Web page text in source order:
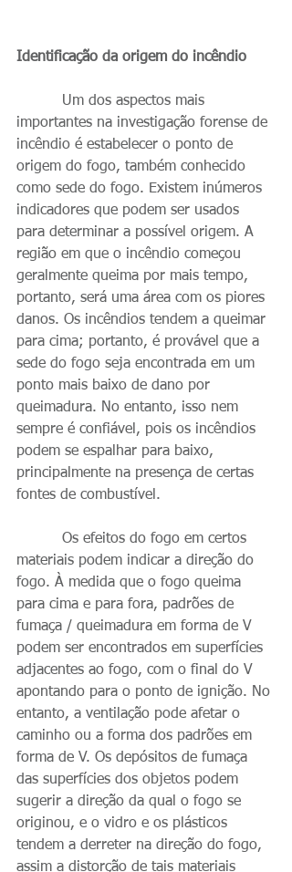
Identificação da origem do incêndio
importantes na investigação forense de
incêndio é estabelecer o ponto de
origem do fogo, também conhecido
como sede do fogo. Existem inúmeros
indicadores que podem ser usados ​​
para determinar a possível origem. A
região em que o incêndio começou
geralmente queima por mais tempo,
portanto, será uma área com os piores
danos. Os incêndios tendem a queimar
para cima; portanto, é provável que a
sede do fogo seja encontrada em um
ponto mais baixo de dano por
queimadura. No entanto, isso nem
sempre é confiável, pois os incêndios
podem se espalhar para baixo,
principalmente na presença de certas
fontes de combustível.
materiais podem indicar a direção do
fogo. À medida que o fogo queima
para cima e para fora, padrões de
fumaça / queimadura em forma de V
podem ser encontrados em superfícies
adjacentes ao fogo, com o final do V
apontando para o ponto de ignição. No
entanto, a ventilação pode afetar o
caminho ou a forma dos padrões em
forma de V. Os depósitos de fumaça
das superfícies dos objetos podem
sugerir a direção da qual o fogo se
originou, e o vidro e os plásticos
tendem a derreter na direção do fogo,
assim a distorção de tais materiais